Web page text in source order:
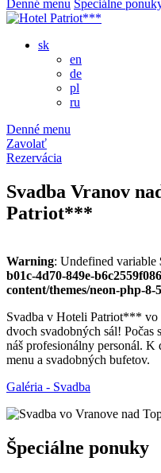
Denné menu Špeciálne
sk
en
de
pl
ru
Denné menu
Zavolať
Rezervácia
Svadba Vranov
Patriot***
Warning: Undefined variable
b01c-4d70-849e-
content/themes/neon-php-8-
Svadba v Hoteli Patriot***
dvoch svadobných sál! Počas
náš profesionálny personál.
menu a svadobných bufetov.
Galéria - Svadba
Špeciálne ponuky